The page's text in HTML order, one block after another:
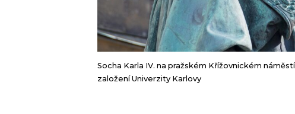
Socha Karla IV. na pražském Křížovnickém
založení Univerzity Karlovy